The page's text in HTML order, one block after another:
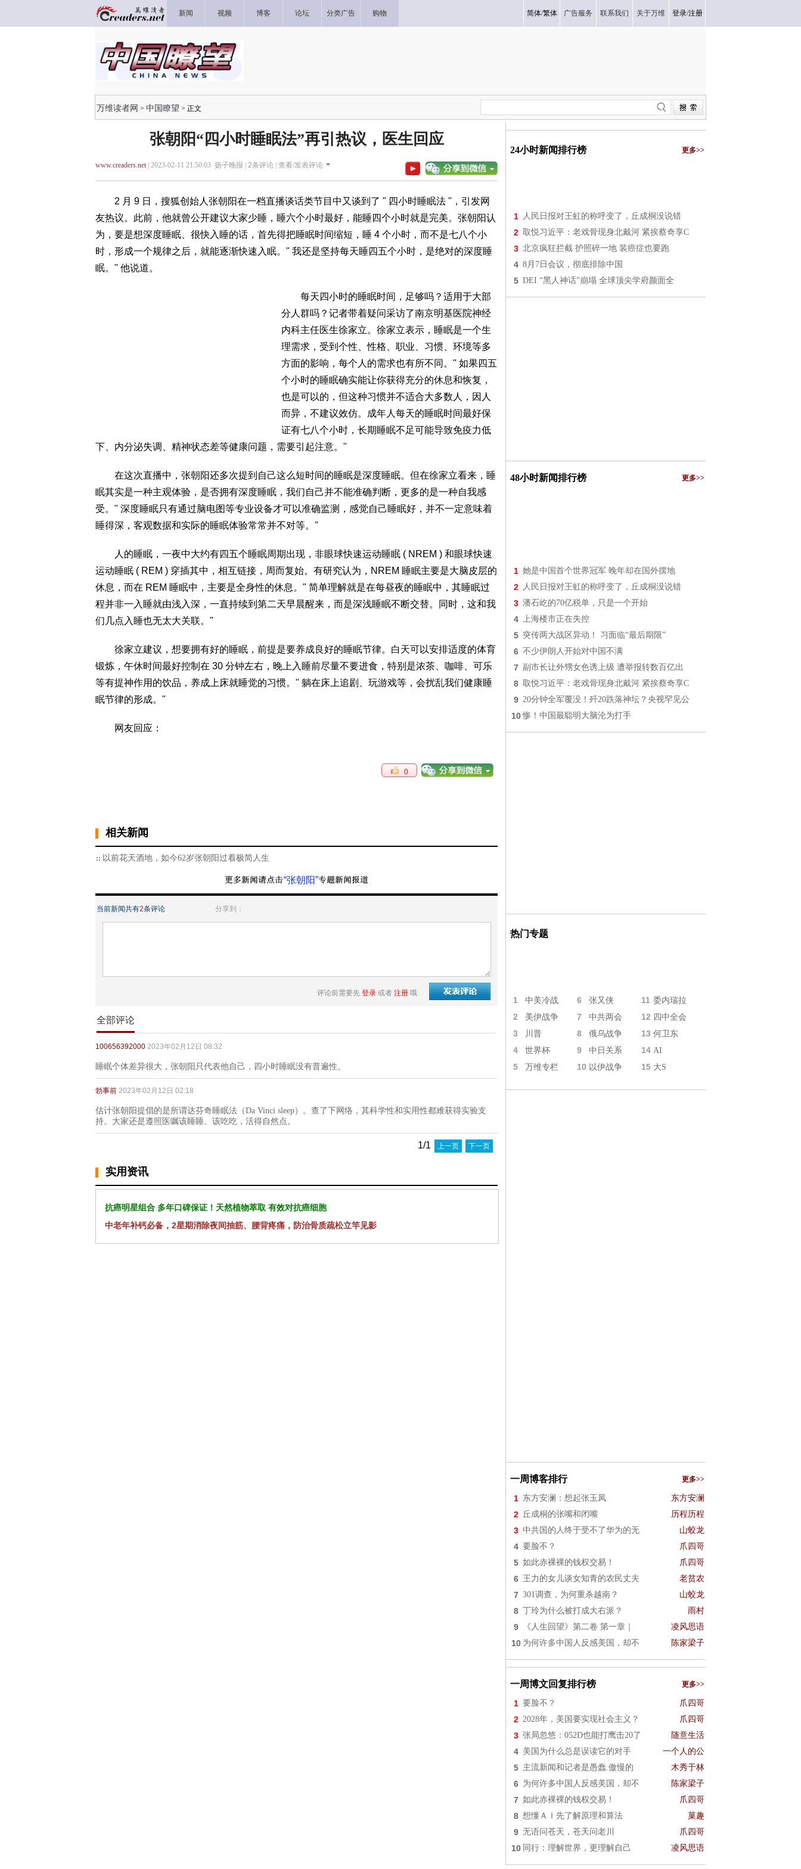
新闻 视频 博客 论坛 分类广告 购物 简体/繁体 广告服务 联系我们 关于万维 登录/注册
万维读者网 > 中国瞭望 > 正文
张朝阳“四小时睡眠法”再引热议，医生回应
www.creaders.net| 2023-02-11 21:50:03 扬子晚报 | 2条评论 | 查看/发表评论
2 月 9 日，搜狐创始人张朝阳在一档直播谈话类节目中又谈到了 " 四小时睡眠法 "，引发网
友热议。此前，他就曾公开建议大家少睡，睡六个小时最好，能睡四个小时就是完美。张朝阳认
为，要是想深度睡眠、很快入睡的话，首先得把睡眠时间缩短，睡 4 个小时，而不是七八个小
时，形成一个规律之后，就能逐渐快速入眠。" 我还是坚持每天睡四五个小时，是绝对的深度睡
眠。" 他说道。
每天四小时的睡眠时间，足够吗？适用于大部
分人群吗？记者带着疑问采访了南京明基医院神经
内科主任医生徐家立。徐家立表示，睡眠是一个生
理需求，受到个性、性格、职业、习惯、环境等多
方面的影响，每个人的需求也有所不同。" 如果四五
个小时的睡眠确实能让你获得充分的休息和恢复，
也是可以的，但这种习惯并不适合大多数人，因人
而异，不建议效仿。成年人每天的睡眠时间最好保
证有七八个小时，长期睡眠不足可能导致免疫力低
下、内分泌失调、精神状态差等健康问题，需要引起注意。"
在这次直播中，张朝阳还多次提到自己这么短时间的睡眠是深度睡眠。但在徐家立看来，睡
眠其实是一种主观体验，是否拥有深度睡眠，我们自己并不能准确判断，更多的是一种自我感
受。" 深度睡眠只有通过脑电图等专业设备才可以准确监测，感觉自己睡眠好，并不一定意味着
睡得深，客观数据和实际的睡眠体验常常并不对等。"
人的睡眠，一夜中大约有四五个睡眠周期出现，非眼球快速运动睡眠 ( NREM ) 和眼球快速
运动睡眠 ( REM ) 穿插其中，相互链接，周而复始。有研究认为，NREM 睡眠主要是大脑皮层的
休息，而在 REM 睡眠中，主要是全身性的休息。" 简单理解就是在每昼夜的睡眠中，其睡眠过
程并非一入睡就由浅入深，一直持续到第二天早晨醒来，而是深浅睡眠不断交替。同时，这和我
们几点入睡也无太大关联。"
徐家立建议，想要拥有好的睡眠，前提是要养成良好的睡眠节律。白天可以安排适度的体育
锻炼，午休时间最好控制在 30 分钟左右，晚上入睡前尽量不要进食，特别是浓茶、咖啡、可乐
等有提神作用的饮品，养成上床就睡觉的习惯。" 躺在床上追剧、玩游戏等，会扰乱我们健康睡
眠节律的形成。"
网友回应：
0
相关新闻
以前花天酒地，如今62岁张朝阳过着极简人生
“张朝阳”
当前新闻共有2条评论 分享到：
评论前需要先 登录 或者 注册 哦
全部评论
100656392000 2023年02月12日 08:32
睡眠个体差异很大，张朝阳只代表他自己，四小时睡眠没有普遍性。
勃事前 2023年02月12日 02:18
估计张朝阳提倡的是所谓达芬奇睡眠法（Da Vinci sleep）。查了下网络，其科学性和实用性都难获得实验支
持。大家还是遵照医嘱该睡睡、该吃吃，活得自然点。
1/1 上一页 下一页
实用资讯
抗癌明星组合 多年口碑保证！天然植物萃取 有效对抗癌细胞
中老年补钙必备，2星期消除夜间抽筋、腰背疼痛，防治骨质疏松立竿见影
24小时新闻排行榜 更多>>
1 人民日报对王虹的称呼变了，丘成桐没说错
2 取悦习近平：老戏骨现身北戴河 紧挨蔡奇享C
3 北京疯狂拦截 护照碎一地 装癌症也要跑
4 8月7日会议，彻底排除中国
5 DEI “黑人神话”崩塌 全球顶尖学府颜面全
48小时新闻排行榜 更多>>
1 她是中国首个世界冠军 晚年却在国外摆地
2 人民日报对王虹的称呼变了，丘成桐没说错
3 潘石屹的70亿税单，只是一个开始
4 上海楼市正在失控
5 突传两大战区异动！ 习面临“最后期限”
6 不少伊朗人开始对中国不满
7 副市长让外甥女色诱上级 遭举报转数百亿出
8 取悦习近平：老戏骨现身北戴河 紧挨蔡奇享C
9 20分钟全军覆没！歼20跌落神坛？央视罕见公
10 惨！中国最聪明大脑沦为打手
热门专题
1 中美冷战 6 张又侠 11 委内瑞拉
2 美伊战争 7 中共两会 12 四中全会
3 川普 8 俄乌战争 13 何卫东
4 世界杯 9 中日关系 14 AI
5 万维专栏 10 以伊战争 15 大S
一周博客排行 更多>>
1 东方安澜：想起张玉凤 东方安澜
2 丘成桐的张嘴和闭嘴 历程历程
3 中共国的人终于受不了华为的无 山蛟龙
4 要脸不？ 爪四哥
5 如此赤裸裸的钱权交易！ 爪四哥
6 王力的女儿谈女知青的农民丈夫 老贫农
7 301调查，为何重杀越南？ 山蛟龙
8 丁玲为什么被打成大右派？ 雨村
9 《人生回望》第二卷 第一章｜ 凌风思语
10 为何许多中国人反感美国，却不 陈家梁子
一周博文回复排行榜 更多>>
1 要脸不？ 爪四哥
2 2028年，美国要实现社会主义？ 爪四哥
3 张局忽悠：052D也能打鹰击20了 随意生活
4 美国为什么总是误读它的对手 一个人的公
5 主流新闻和记者是愚蠢.傲慢的 木秀于林
6 为何许多中国人反感美国，却不 陈家梁子
7 如此赤裸裸的钱权交易！ 爪四哥
8 想懂ＡＩ先了解原理和算法 菓趣
9 无语问苍天，苍天问老川 爪四哥
10 同行：理解世界，更理解自己 凌风思语